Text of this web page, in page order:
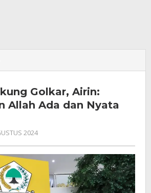
Didukung
Airin:
Pertolongan
dan
Nyata
Golkar, Airin:
Allah Ada dan Nyata
2024